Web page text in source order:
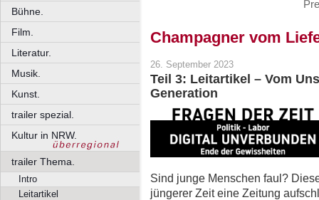
Bühne.
Film.
Literatur.
Musik.
Kunst.
trailer spezial.
Kultur in NRW.
trailer Thema.
Intro
Leitartikel
Champagner vom
26. September 2023
Teil 3: Leitartikel – Vom
Generation
Sind junge Menschen faul?
jüngerer Zeit eine Zeitung